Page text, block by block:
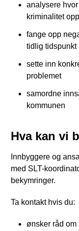
analysere
kriminalitet
fange opp
tidlig tidspunkt
sette inn
problemet
samordne
kommunen
Hva kan vi
Innbyggere og
med SLT-
bekymringer.
Ta kontakt hvis du:
ønsker råd